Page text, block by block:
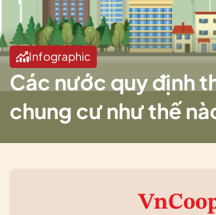
Infographic
Các nước quy định
chung cư như thế